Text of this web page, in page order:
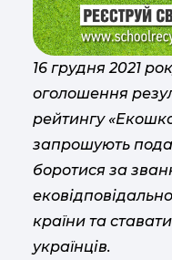
16 грудня 2021
оголошення
рейтингу
запрошують
боротися за
країни та
українців.